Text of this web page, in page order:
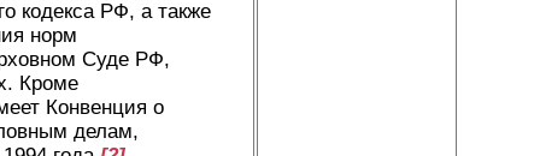
кодекса РФ, а также
норм
Суде РФ,
Кроме
Конвенция о
делам,